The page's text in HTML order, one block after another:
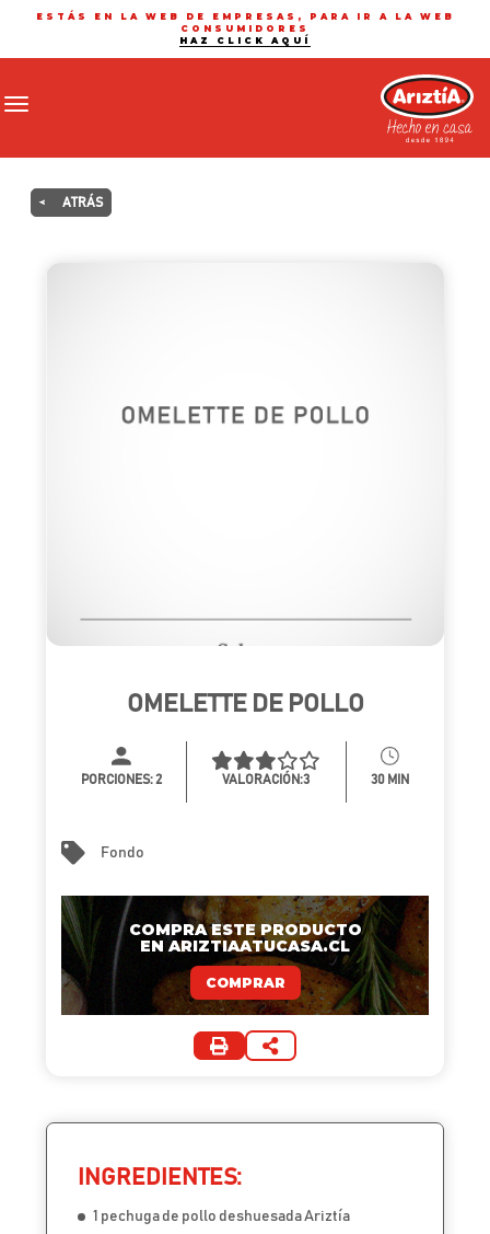
ESTÁS EN LA WEB DE EMPRESAS, PARA IR A LA WEB
CONSUMIDORES
HAZ CLICK AQUÍ
Toggle navigation
< ATRÁS
OMELETTE DE POLLO
PORCIONES:2 VALORACIÓN:3 30 MIN
Fondo
COMPRA ESTE PRODUCTO
EN ARIZTIAATUCASA.CL
COMPRAR
INGREDIENTES:
1 pechuga de pollo deshuesada Ariztía